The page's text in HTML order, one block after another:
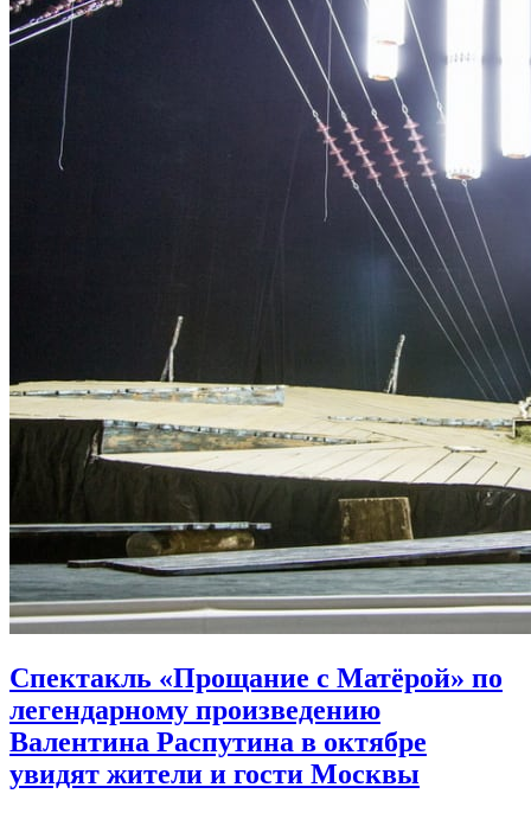
Спектакль «Прощание с Матёрой» по
легендарному произведению
Валентина Распутина в октябре
увидят жители и гости Москвы